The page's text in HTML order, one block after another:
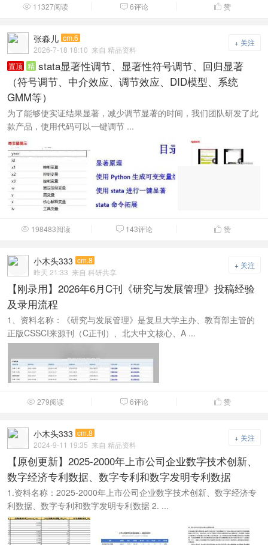
 11327阅读  6评论  赞
+ 关注
张淼儿 cm.6
2026-7-18 18:10 来自 精品资料
置顶 精 stata显著性调节、显著性符号调节、回归显著
（符号调节、中介效应、调节效应、DID模型、系统
GMM等）
为了能够使实证结果显著，减少调节显著的时间，我们团队研发了此
款产品，使用代码可以一键调节 ...
 198483阅读  143评论  赞
+ 关注
小木头333 cm.8
昨天 21:33 来自 科研共享
【刚录用】2026年6月C刊《研究与发展管理》投稿经验
及录用流程
1、资料名称：《研究与发展管理》是复旦大学主办、教育部主管的
正版CSSCI来源刊（C正刊）、北大中文核心、A ...
 279阅读  6评论  赞
+ 关注
小木头333 cm.8
2024-9-11 19:35 来自 精品资料
【原创更新】2025-2000年上市公司企业数字技术创新、
数字经济专利数据、数字专利和数字发明专利数据
1.资料名称：2025-2000年上市公司企业数字技术创新、数字经济专
利数据、数字专利和数字发明专利数据 2. ...